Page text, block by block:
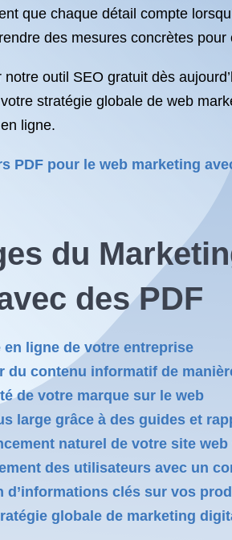
que chaque détail compte
des mesures concrètes
notre outil SEO gratuit dès
stratégie globale de web
ligne.
PDF pour le web marketing
du
des PDF
en ligne de votre entreprise
du contenu informatif de
de votre marque sur le web
large grâce à des guides et
naturel de votre site
des utilisateurs avec un
d’informations clés sur vos
globale de marketing